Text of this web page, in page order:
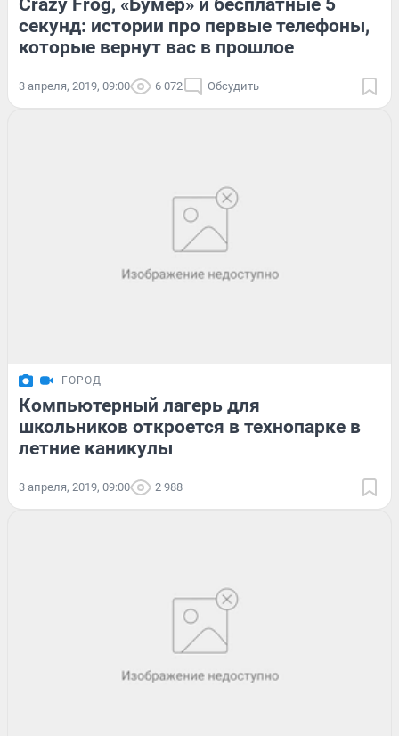
секунд: истории про первые телефоны,
которые вернут вас в прошлое
3 апреля, 2019, 09:00 6 072 Обсудить
ГОРОД
Компьютерный лагерь для
школьников откроется в технопарке в
летние каникулы
3 апреля, 2019, 09:00 2 988